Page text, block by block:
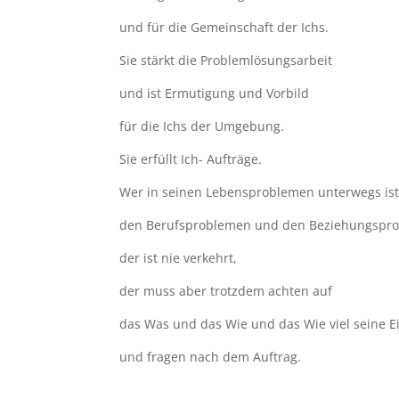
und für die Gemeinschaft der Ichs.
Sie stärkt die Problemlösungsarbeit
und ist Ermutigung und Vorbild
für die Ichs der Umgebung.
Sie erfüllt Ich- Aufträge.
Wer in seinen Lebensproblemen unterwegs
den Berufsproblemen und den
der ist nie verkehrt,
der muss aber trotzdem achten auf
das Was und das Wie und das Wie viel seine
und fragen nach dem Auftrag.